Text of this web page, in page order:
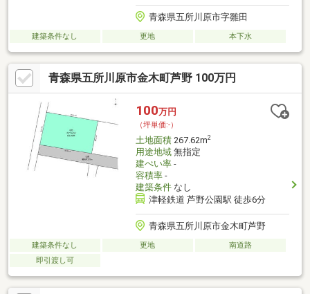
青森県五所川原市字雛田
建築条件なし 更地 本下水
青森県五所川原市金木町芦野 100万円
100万円
（坪単価:-）
土地面積267.62m2
用途地域無指定
建ぺい率-
容積率-
建築条件なし
津軽鉄道 芦野公園駅 徒歩6分
青森県五所川原市金木町芦野
建築条件なし 更地
南道路
即引渡し可